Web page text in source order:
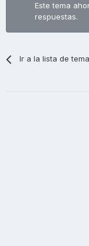
Este tema
respuestas.
Ir a la lista de